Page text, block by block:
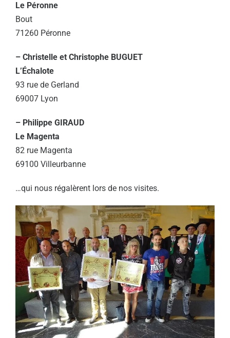
Le Péronne
Bout
71260 Péronne
– Christelle et Christophe BUGUET
L’Échalote
93 rue de Gerland
69007 Lyon
– Philippe GIRAUD
Le Magenta
82 rue Magenta
69100 Villeurbanne
…qui nous régalèrent lors de nos visites.